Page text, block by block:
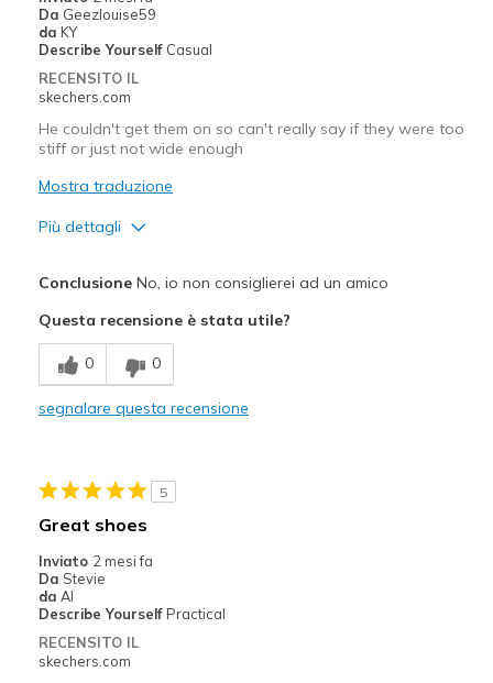
Width
Sizing
Feels true to size
View On Shoes
Da Geezlouise59
da KY
Describe Yourself Casual
RECENSITO IL
skechers.com
He couldn't get them on so can't really say if they were too
stiff or just not wide enough
Mostra traduzione
Più dettagli
Difetti
Need Break In
View On Shoes
Shoes are for Wearing
ConclusioneNo, io non consiglierei ad un amico
Questa recensione è stata utile?
0 0
segnalare questa recensione
5
Great shoes
Inviato 2 mesi fa
Da Stevie
da Al
Describe Yourself Practical
RECENSITO IL
skechers.com